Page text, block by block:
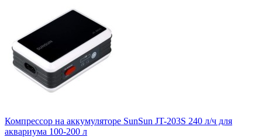
Компрессор на аккумуляторе SunSun JT-203S 240 л/ч для
аквариума 100-200 л